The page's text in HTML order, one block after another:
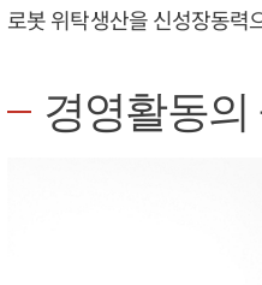
로봇 위탁생산을 신성장동력
경영활동의